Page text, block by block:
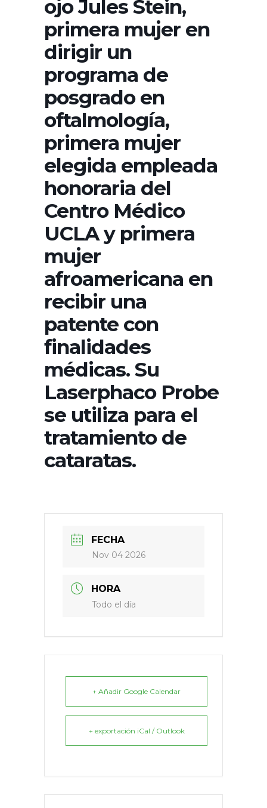
ojo Jules Stein,
primera mujer en
dirigir un
programa de
posgrado en
oftalmología,
primera mujer
elegida empleada
honoraria del
Centro Médico
UCLA y primera
mujer
afroamericana en
recibir una
patente con
finalidades
médicas. Su
Laserphaco Probe
se utiliza para el
tratamiento de
cataratas.
FECHA
Nov 04 2026
HORA
Todo el día
+ Añadir Google Calendar
+ exportación iCal / Outlook